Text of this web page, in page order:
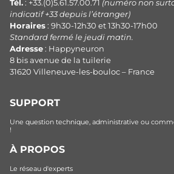
Tél. : +33.(0)5.61.57.00.71 (numéro non
indicatif +33 depuis l’étranger)
Horaires : 9h30-12h30 et 13h30-17h00
Standard fermé le jeudi matin.
Adresse : Happyneuron
8 bis avenue de la tuilerie
31620 Villeneuve-les-bouloc – France
SUPPORT
Une question technique, administrative ou
!
À PROPOS
Le réseau d'experts